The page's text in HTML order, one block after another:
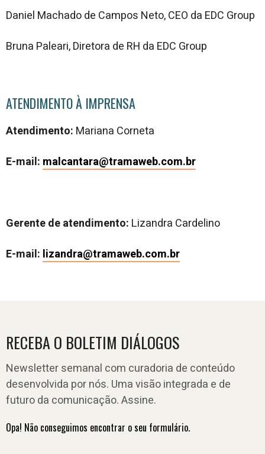
Daniel Machado de Campos Neto, CEO da EDC Group
Bruna Paleari, Diretora de RH da EDC Group
ATENDIMENTO À IMPRENSA
Atendimento: Mariana Corneta
E-mail: malcantara@tramaweb.com.br
Gerente de atendimento: Lizandra Cardelino
E-mail: lizandra@tramaweb.com.br
RECEBA O BOLETIM DIÁLOGOS
Newsletter semanal com curadoria de conteúdo
desenvolvida por nós. Uma visão integrada e de
futuro da comunicação. Assine.
Opa! Não conseguimos encontrar o seu formulário.